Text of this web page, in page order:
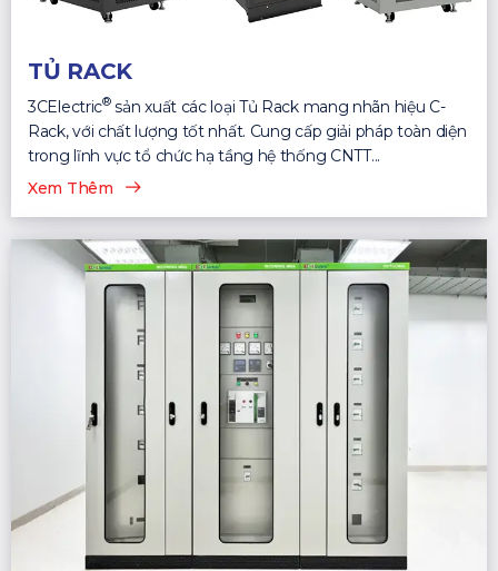
TỦ RACK
3CElectric®sản xuất các loại Tủ Rack mang nhãn hiệu C-
Rack, với chất lượng tốt nhất. Cung cấp giải pháp toàn diện
trong lĩnh vực tổ chức hạ tầng hệ thống CNTT...
Xem Thêm